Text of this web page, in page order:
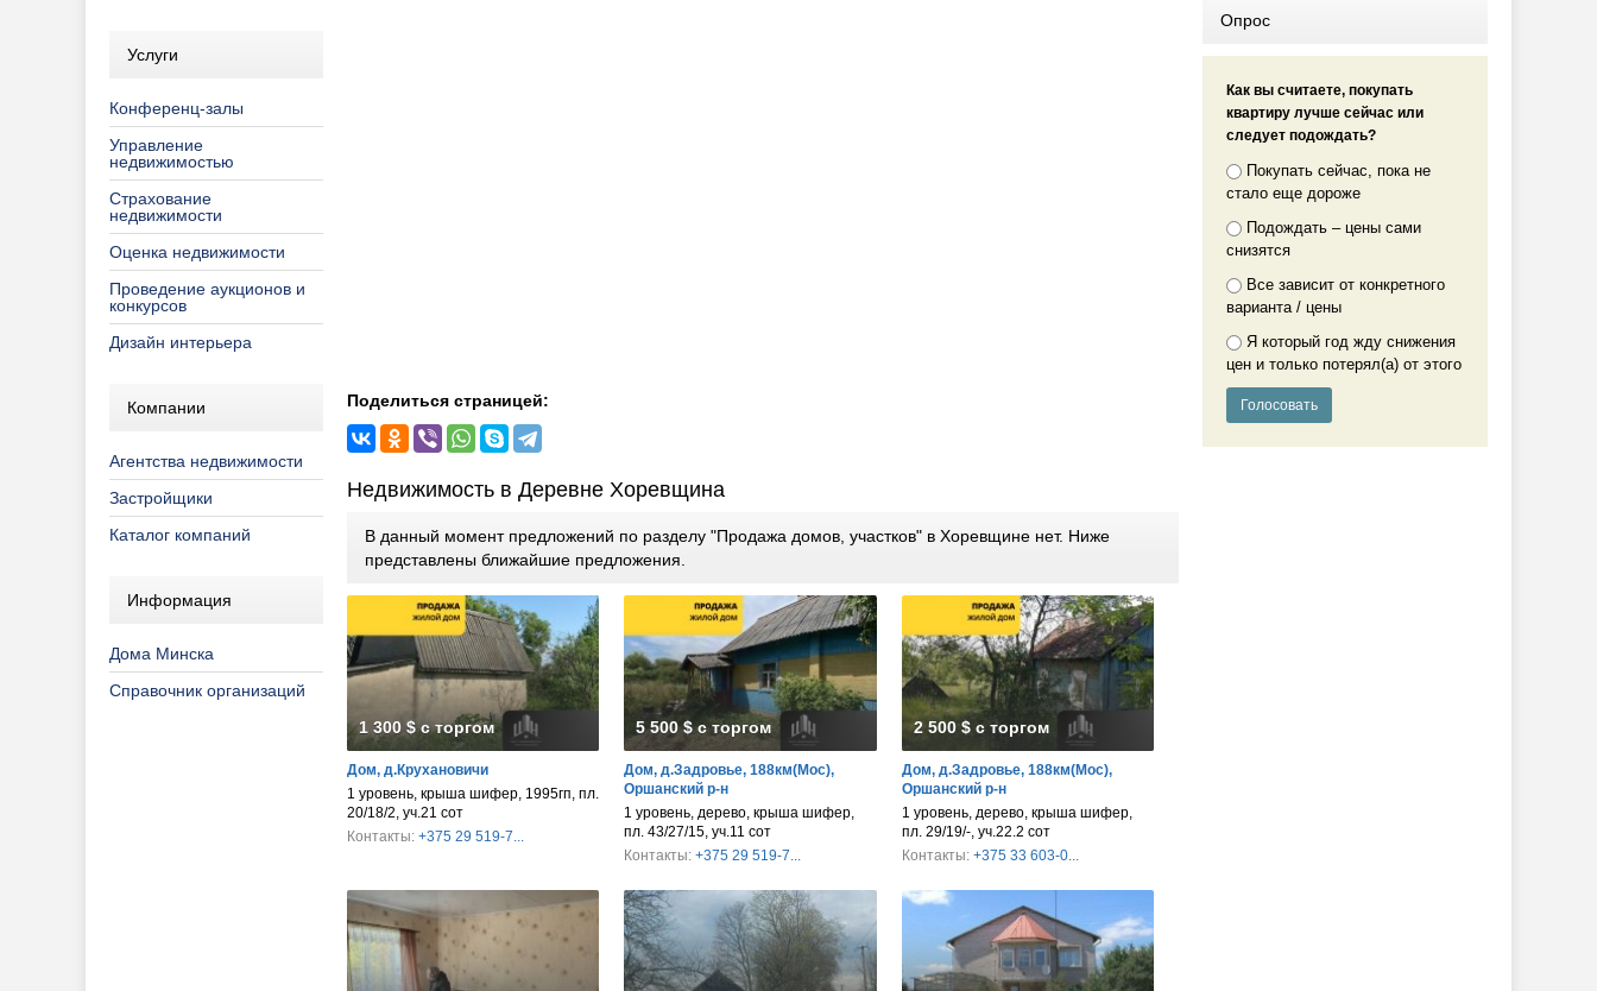
Услуги
Конференц-залы
Управление
недвижимостью
Страхование
недвижимости
Оценка недвижимости
Проведение аукционов и
конкурсов
Дизайн интерьера
Компании
Агентства недвижимости
Застройщики
Каталог компаний
Информация
Дома Минска
Справочник организаций
Поделиться страницей:
Недвижимость в Деревне Хоревщина
В данный момент предложений по разделу "Продажа домов, участков" в Хоревщине нет. Ниже
представлены ближайшие предложения.
1 300 $ с торгом
Дом, д.Крухановичи
1 уровень, крыша шифер, 1995гп, пл.
20/18/2, уч.21 сот
Контакты: +375 29 519-7...
5 500 $ с торгом
Дом, д.Задровье, 188км(Мос),
Оршанский р-н
1 уровень, дерево, крыша шифер,
пл. 43/27/15, уч.11 сот
Контакты: +375 29 519-7...
2 500 $ с торгом
Дом, д.Задровье, 188км(Мос),
Оршанский р-н
1 уровень, дерево, крыша шифер,
пл. 29/19/-, уч.22.2 сот
Контакты: +375 33 603-0...
Опрос
Как вы считаете, покупать
квартиру лучше сейчас или
следует подождать?
Покупать сейчас, пока не
стало еще дороже
Подождать – цены сами
снизятся
Все зависит от конкретного
варианта / цены
Я который год жду снижения
цен и только потерял(а) от этого